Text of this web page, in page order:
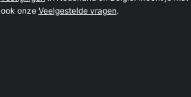
ook onze Veelgestelde vragen.